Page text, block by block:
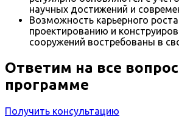
научных достижений и
Возможность карьерного
проектированию и
сооружений востребованы в
Ответим на все
программе
Получить консультацию